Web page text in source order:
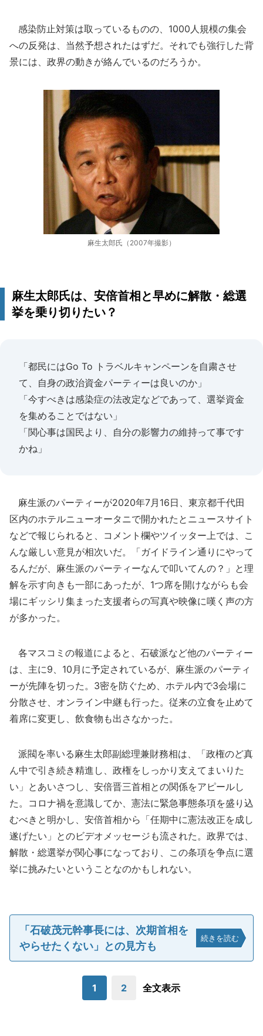
感染防止対策は取っているものの、1000人規模の集会
への反発は、当然予想されたはずだ。それでも強行した背
景には、政界の動きが絡んでいるのだろうか。
麻生太郎氏（2007年撮影）
麻生太郎氏は、安倍首相と早めに解散・総選
挙を乗り切りたい？
「都民にはGo To トラベルキャンペーンを自粛させ
て、自身の政治資金パーティーは良いのか」
「今すべきは感染症の法改定などであって、選挙資金
を集めることではない」
「関心事は国民より、自分の影響力の維持って事です
かね」
麻生派のパーティーが2020年7月16日、東京都千代田
区内のホテルニューオータニで開かれたとニュースサイト
などで報じられると、コメント欄やツイッター上では、こ
んな厳しい意見が相次いだ。「ガイドライン通りにやって
るんだが、麻生派のパーティーなんで叩いてんの？」と理
解を示す向きも一部にあったが、1つ席を開けながらも会
場にギッシリ集まった支援者らの写真や映像に嘆く声の方
が多かった。
各マスコミの報道によると、石破派など他のパーティー
は、主に9、10月に予定されているが、麻生派のパーティ
ーが先陣を切った。3密を防ぐため、ホテル内で3会場に
分散させ、オンライン中継も行った。従来の立食を止めて
着席に変更し、飲食物も出さなかった。
派閥を率いる麻生太郎副総理兼財務相は、「政権のど真
ん中で引き続き精進し、政権をしっかり支えてまいりた
い」とあいさつし、安倍晋三首相との関係をアピールし
た。コロナ禍を意識してか、憲法に緊急事態条項を盛り込
むべきと明かし、安倍首相から「任期中に憲法改正を成し
遂げたい」とのビデオメッセージも流された。政界では、
解散・総選挙が関心事になっており、この条項を争点に選
挙に挑みたいということなのかもしれない。
「石破茂元幹事長には、次期首相を
やらせたくない」との見方も
続きを読む
1 2 全文表示